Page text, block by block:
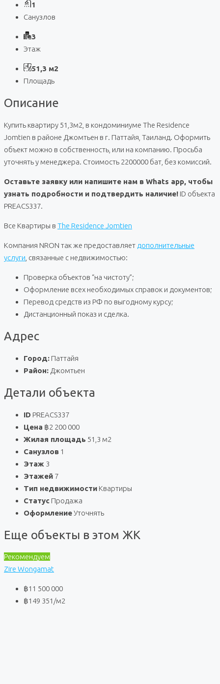
1
Санузлов
3
Этаж
51,3 м2
Площадь
Описание
Купить квартиру 51,3м2, в кондоминиуме The Residence
Jomtien в районе Джомтьен в г. Паттайя, Таиланд. Оформить
объект можно в собственность, или на компанию. Просьба
уточнять у менеджера. Стоимость 2200000 бат, без комиссий.
Оставьте заявку или напишите нам в Whats app, чтобы
узнать подробности и подтвердить наличие! ID объекта
PREACS337.
Все Квартиры в The Residence Jomtien
Компания NRON так же предоставляет дополнительные
услуги , связанные с недвижимостью:
Проверка объектов “на чистоту”;
Оформление всех необходимых справок и документов;
Перевод средств из РФ по выгодному курсу;
Дистанционный показ и сделка.
Адрес
Город: Паттайя
Район: Джомтьен
Детали объекта
ID PREACS337
Цена ฿2 200 000
Жилая площадь 51,3 м2
Санузлов 1
Этаж 3
Этажей 7
Тип недвижимости Квартиры
Статус Продажа
ОформлениеУточнять
Еще объекты в этом ЖК
Рекомендуем
Zire Wongamat
฿11 500 000
฿149 351 /м2